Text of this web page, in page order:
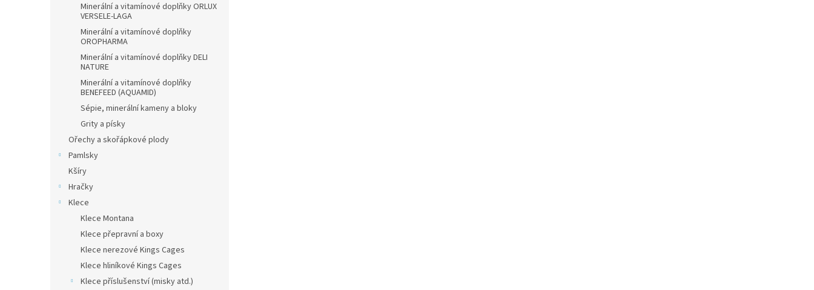
Minerální a vitamínové doplňky ORLUX
VERSELE-LAGA
Minerální a vitamínové doplňky
OROPHARMA
Minerální a vitamínové doplňky DELI
NATURE
Minerální a vitamínové doplňky
BENEFEED (AQUAMID)
Sépie, minerální kameny a bloky
Grity a písky
Ořechy a skořápkové plody
Pamlsky
Kšíry
Hračky
Klece
Klece Montana
Klece přepravní a boxy
Klece nerezové Kings Cages
Klece hliníkové Kings Cages
Klece příslušenství (misky atd.)